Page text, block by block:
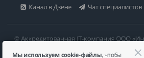
Канал в Дзене
Чат специалистов
© Аккредитованная IT-компания ООО
Общество с ограниченной
Мы используем cookie-файлы, чтобы